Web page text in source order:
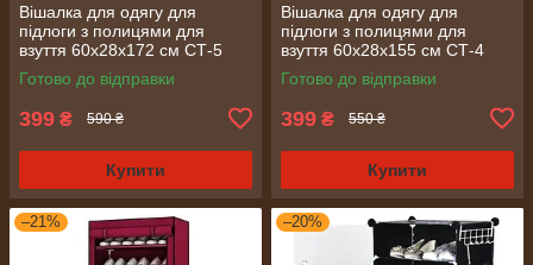
Вішалка для одягу для
підлоги з полицями для
взуття 60х28х172 см СТ-5
Готово до відправки
399 ₴ 590 ₴
Купити
Вішалка для одягу для
підлоги з полицями для
взуття 60х28х155 см СТ-4
Готово до відправки
399 ₴ 550 ₴
Купити
–21% –20%